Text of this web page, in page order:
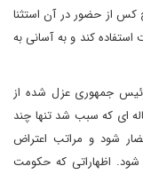
کس از حضور در آن استثنا
کند و به آسانی به
جمهوری عزل شده از
ای که سبب شد تنها چند
شود و مراتب اعتراض
اظهاراتی که حکومت